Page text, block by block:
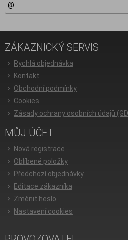
ZÁKAZNICKÝ SERVIS
Rychlá objednávka
Kontakt
Obchodní podmínky
Cookies
Zásady ochrany osobních údajů
MŮJ ÚČET
Nová registrace
Oblíbené položky
Předchozí objednávky
Editace zákazníka
Změnit heslo
Nastavení cookies